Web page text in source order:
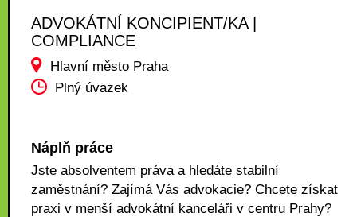
ADVOKÁTNÍ KONCIPIENT/KA |
COMPLIANCE
Hlavní město Praha
Plný úvazek
Náplň práce
Jste absolventem práva a hledáte stabilní
zaměstnání? Zajímá Vás advokacie? Chcete získat
praxi v menší advokátní kanceláři v centru Prahy?